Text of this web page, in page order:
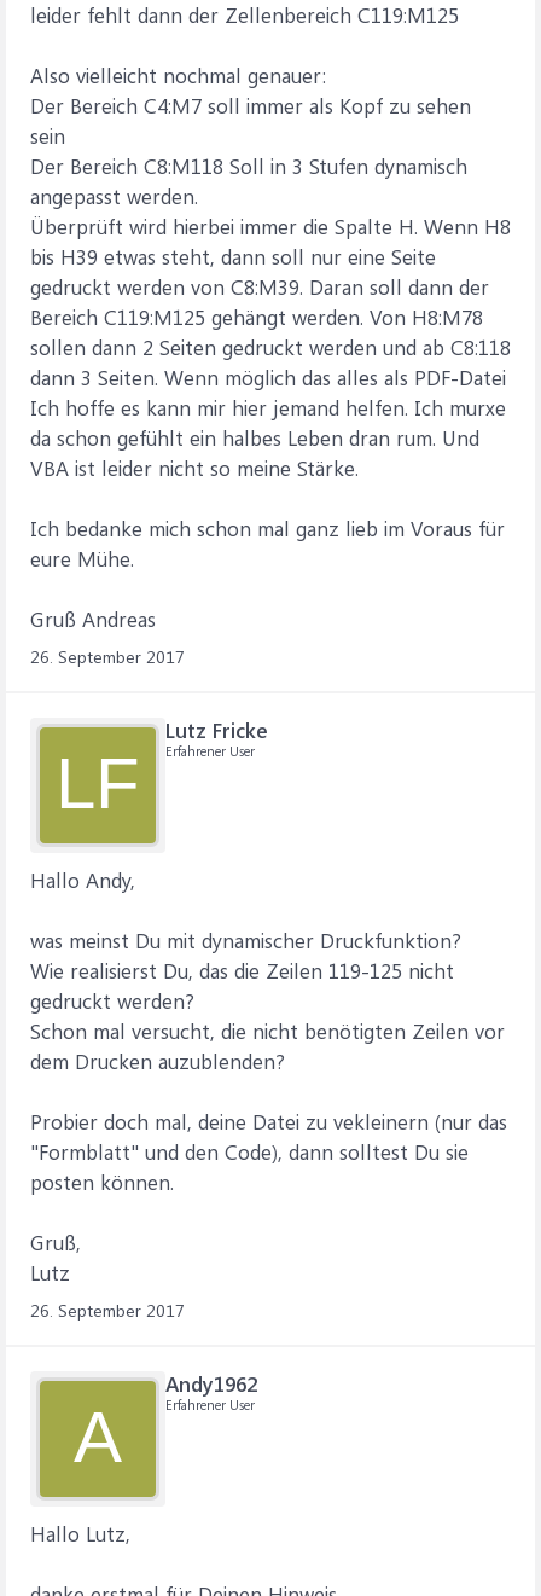
leider fehlt dann der Zellenbereich C119:M125
Also vielleicht nochmal genauer:
Der Bereich C4:M7 soll immer als Kopf zu sehen
sein
Der Bereich C8:M118 Soll in 3 Stufen dynamisch
angepasst werden.
Überprüft wird hierbei immer die Spalte H. Wenn H8
bis H39 etwas steht, dann soll nur eine Seite
gedruckt werden von C8:M39. Daran soll dann der
Bereich C119:M125 gehängt werden. Von H8:M78
sollen dann 2 Seiten gedruckt werden und ab C8:118
dann 3 Seiten. Wenn möglich das alles als PDF-Datei
Ich hoffe es kann mir hier jemand helfen. Ich murxe
da schon gefühlt ein halbes Leben dran rum. Und
VBA ist leider nicht so meine Stärke.
Ich bedanke mich schon mal ganz lieb im Voraus für
eure Mühe.
Gruß Andreas
26. September 2017
LF
Lutz Fricke
Erfahrener User
Hallo Andy,
was meinst Du mit dynamischer Druckfunktion?
Wie realisierst Du, das die Zeilen 119-125 nicht
gedruckt werden?
Schon mal versucht, die nicht benötigten Zeilen vor
dem Drucken auzublenden?
Probier doch mal, deine Datei zu vekleinern (nur das
"Formblatt" und den Code), dann solltest Du sie
posten können.
Gruß,
Lutz
26. September 2017
A
Andy1962
Erfahrener User
Hallo Lutz,